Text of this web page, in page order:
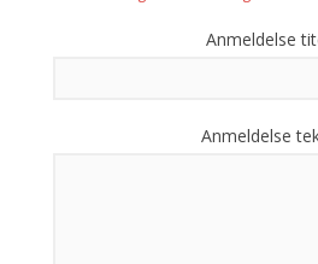
Anmeldelse
Anmeldelse